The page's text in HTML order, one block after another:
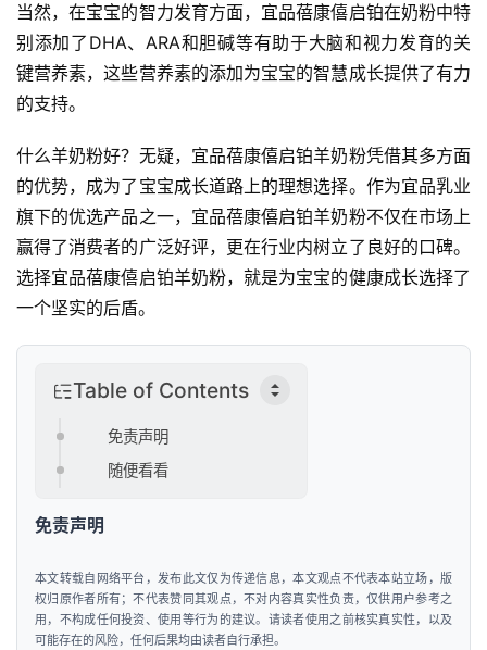
首
页
新
商
业
观
察
工
智
能
当然，在宝宝的智力发育方面，宜品蓓康僖启铂在奶粉中特
别添加了DHA、ARA和胆碱等有助于大脑和视力发育的关
键营养素，这些营养素的添加为宝宝的智慧成长提供了有力
的支持。
什么羊奶粉好？无疑，宜品蓓康僖启铂羊奶粉凭借其多方面
的优势，成为了宝宝成长道路上的理想选择。作为宜品乳业
旗下的优选产品之一，宜品蓓康僖启铂羊奶粉不仅在市场上
赢得了消费者的广泛好评，更在行业内树立了良好的口碑。
选择宜品蓓康僖启铂羊奶粉，就是为宝宝的健康成长选择了
一个坚实的后盾。
Table of Contents
免责声明
随便看看
免责声明
本文转载自网络平台，发布此文仅为传递信息，本文观点不代表本站立场，版
权归原作者所有；不代表赞同其观点，不对内容真实性负责，仅供用户参考之
用，不构成任何投资、使用等行为的建议。请读者使用之前核实真实性，以及
可能存在的风险，任何后果均由读者自行承担。